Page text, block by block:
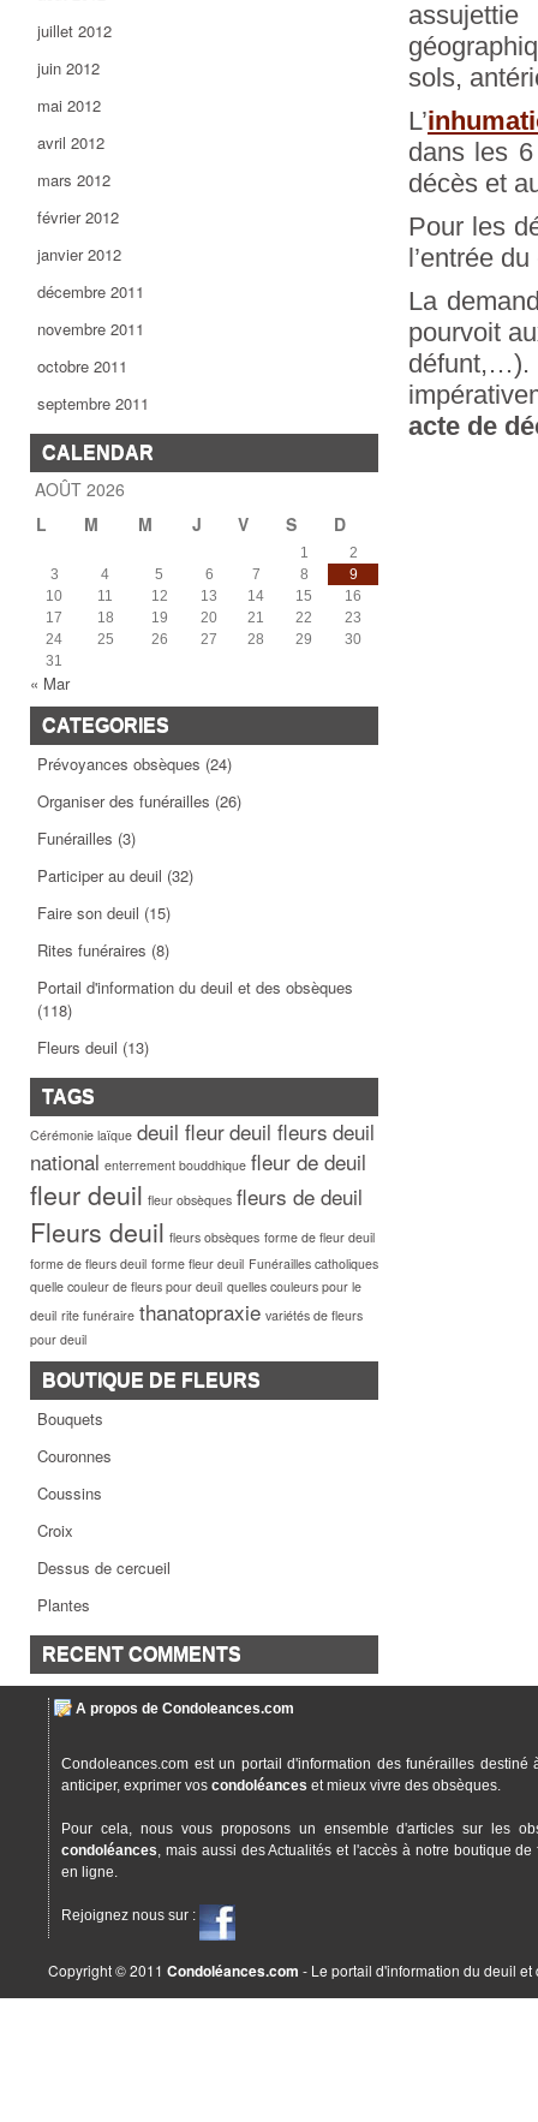
juillet 2012
juin 2012
mai 2012
avril 2012
mars 2012
février 2012
janvier 2012
décembre 2011
novembre 2011
octobre 2011
septembre 2011
CALENDAR
AOÛT 2026
L
M M J V S D
1
2
3
4 5 6 7 8
9
10
11 12 13 14 15
16
17
18 19 20 21 22
23
24
25 26 27 28 29
30
31
« Mar
CATEGORIES
Prévoyances obsèques (24)
Organiser des funérailles (26)
Funérailles (3)
Participer au deuil (32)
Faire son deuil (15)
Rites funéraires (8)
Portail d'information du deuil et des obsèques
(118)
Fleurs deuil (13)
TAGS
Cérémonie laïque deuil fleurdeuil fleurs deuil
national enterrement bouddhique fleur de deuil
fleur deuil fleur obsèques fleurs de deuil
Fleurs deuil fleurs obsèques forme de fleur deuil
forme de fleurs deuil forme fleur deuil Funérailles catholiques
quelle couleur de fleurs pour deuil quelles couleurs pour le
deuil rite funéraire thanatopraxie variétés de fleurs
pour deuil
BOUTIQUE DE FLEURS
Bouquets
Couronnes
Coussins
Croix
Dessus de cercueil
Plantes
RECENT COMMENTS
sols,
L’
dans les
décès et
Pour les
l’entrée
La
pourvoit
acte de
A propos de Condoleances.com
Condoleances.com est un portail d'information des funérailles destiné
anticiper, exprimer vos condoléances et mieux vivre des obsèques.
Pour cela, nous vous proposons un ensemble d'articles sur les
condoléances, mais aussi des Actualités et l'accès à notre boutique
en ligne.
Rejoignez nous sur :
Copyright © 2011 Condoléances.com - Le portail d'information du deuil et